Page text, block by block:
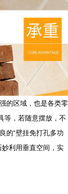
的区域，也是各类零
等，若随意摆放，不
的“壁挂免打孔多功
利用垂直空间，实